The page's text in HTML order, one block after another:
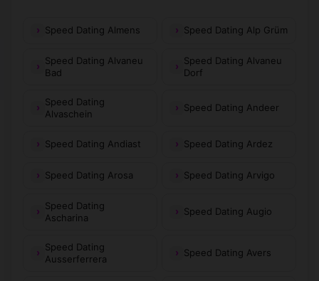
Speed Dating Almens Speed Dating Alp Grüm
Speed Dating Alvaneu
Bad
Speed Dating Alvaneu
Dorf
Speed Dating
Alvaschein
Speed Dating Andeer
Speed Dating Andiast Speed Dating Ardez
Speed Dating Arosa Speed Dating Arvigo
Speed Dating
Ascharina
Speed Dating Augio
Speed Dating
Ausserferrera
Speed Dating Avers